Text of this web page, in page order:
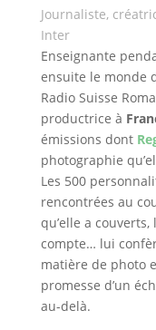
Journaliste,
Inter
Enseignante
ensuite le monde
Radio Suisse
productrice à
émissions dont
photographie
Les 500
rencontrées au
qu’elle a
compte… lui
matière de photo
promesse d’un
au-delà.